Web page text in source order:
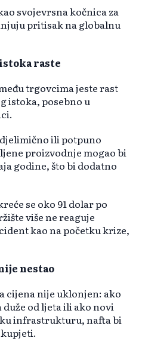
svojevrsna kočnica za
pritisak na globalnu
raste
trgovcima jeste rast
istoka, posebno u
ili potpuno
proizvodnje mogao bi
godine, što bi dodatno
se oko 91 dolar po
više ne reaguje
kao na početku krize,
nestao
cijena nije uklonjen: ako
od ljeta ili ako novi
infrastrukturu, nafta bi